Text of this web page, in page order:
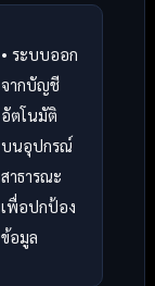
• ระบบออก
จากบัญชี
อัตโนมัติ
บนอุปกรณ์
สาธารณะ
เพื่อปกป้อง
ข้อมูล